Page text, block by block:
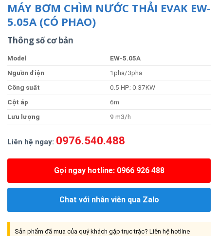
MÁY BƠM CHÌM NƯỚC THẢI EVAK EW-
5.05A (CÓ PHAO)
Thông số cơ bản
Model
EW-5.05A
Nguồn điện
1pha/3pha
Công suất
0.5 HP; 0.37KW
Cột áp
6m
Lưu lượng 9 m3/h
Liên hệ ngay: 0976.540.488
Gọi ngay hotline: 0966 926 488
Chat với nhân viên qua Zalo
Sản phẩm đã mua của quý khách gặp trục trặc? Liên hệ hotline